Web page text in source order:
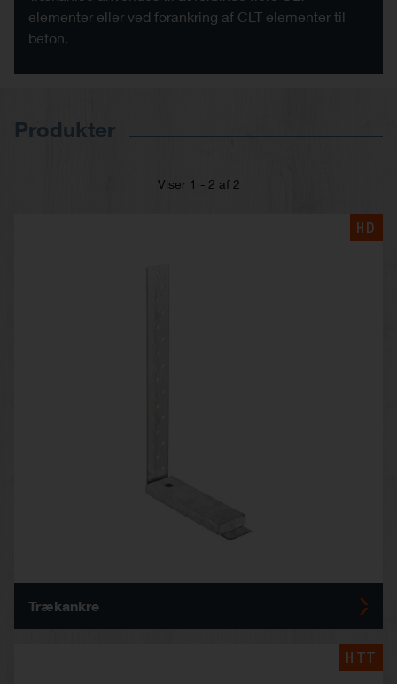
elementer eller ved forankring af CLT elementer til
beton.
Produkter
Viser 1 - 2 af 2
HD
Trækankre
HTT